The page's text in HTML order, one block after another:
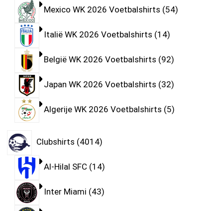
Mexico WK 2026 Voetbalshirts 54
Italië WK 2026 Voetbalshirts 14
België WK 2026 Voetbalshirts 92
Japan WK 2026 Voetbalshirts 32
Algerije WK 2026 Voetbalshirts 5
Clubshirts 4014
Al-Hilal SFC 14
Inter Miami 43